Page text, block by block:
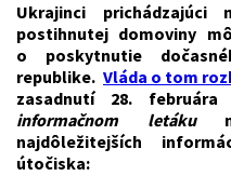
Ukrajinci
postihnutej domoviny
o poskytnutie
republike. Vláda o tom
zasadnutí 28.
informačnom letáku
najdôležitejších
útočiska: